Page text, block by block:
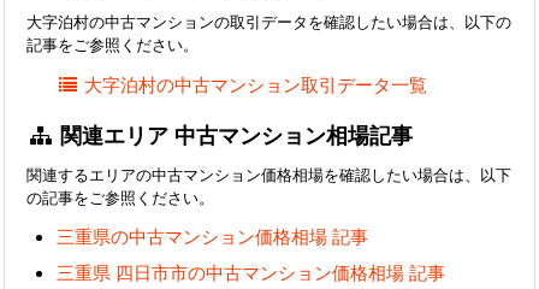
大字泊村の中古マンションの取引データを確認したい場合は、以下の
記事をご参照ください。
大字泊村の中古マンション取引データ一覧
関連エリア 中古マンション相場記事
関連するエリアの中古マンション価格相場を確認したい場合は、以下
の記事をご参照ください。
三重県の中古マンション価格相場 記事
三重県 四日市市の中古マンション価格相場 記事